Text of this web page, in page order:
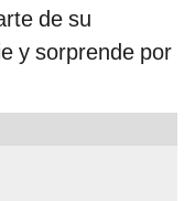
de su
y sorprende por